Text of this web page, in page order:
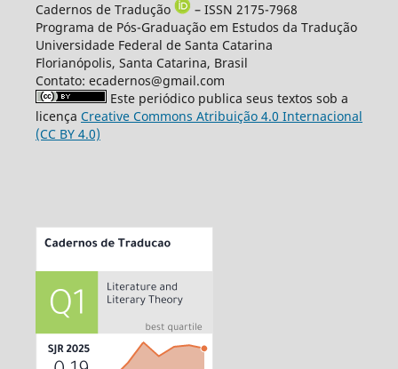
Cadernos de Tradução
– ISSN 2175-7968
Programa de Pós-Graduação em Estudos da Tradução
Universidade Federal de Santa Catarina
Florianópolis, Santa Catarina, Brasil
Contato: ecadernos@gmail.com
Este periódico publica seus textos sob a
licença Creative Commons Atribuição 4.0 Internacional
(CC BY 4.0)